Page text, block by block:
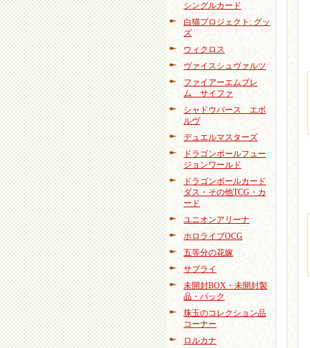
シングルカード
白猫プロジェクト: グッ
ズ
ウィクロス
ヴァイスシュヴァルツ
ファイアーエムブレ
ム サイファ
シャドウバース エボ
ルヴ
デュエルマスターズ
ドラゴンボールフュー
ジョンワールド
ドラゴンボールカード
ダス・その他TCG・カ
ード
ユニオンアリーナ
ホロライブOCG
五等分の花嫁
サプライ
未開封BOX・未開封製
品・パック
珠玉のコレクション品
コーナー
ロルカナ